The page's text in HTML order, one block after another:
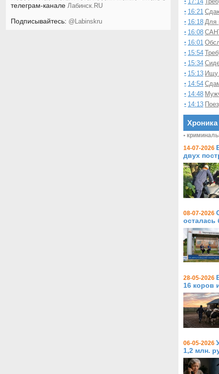
телеграм-канале Лабинск.RU
Подписывайтесь: @Labinskru Сдается
Куплю
•
• 16:21
• 16:18 Для
• 16:08
• 16:01
• 15:54
• 15:34
• 15:13 Ищу
• 14:54
• 14:48
• 14:13
•
14-07-2026
двух
08-07-2026
осталась
28-05-2026
16 коров
06-05-2026
1,2 млн.